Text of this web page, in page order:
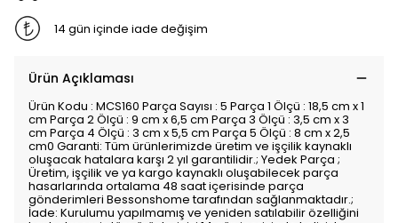
14 gün içinde iade değişim
Ürün Açıklaması
Ürün Kodu : MCS160 Parça Sayısı : 5 Parça 1 Ölçü : 18,5 cm x 1
cm Parça 2 Ölçü : 9 cm x 6,5 cm Parça 3 Ölçü : 3,5 cm x 3
cm Parça 4 Ölçü : 3 cm x 5,5 cm Parça 5 Ölçü : 8 cm x 2,5
cm0 Garanti: Tüm ürünlerimizde üretim ve işçilik kaynaklı
oluşacak hatalara karşı 2 yıl garantilidir.; Yedek Parça ;
Üretim, işçilik ve ya kargo kaynaklı oluşabilecek parça
hasarlarında ortalama 48 saat içerisinde parça
gönderimleri Bessonshome tarafından sağlanmaktadır.;
İade: Kurulumu yapılmamış ve yeniden satılabilir özelliğini